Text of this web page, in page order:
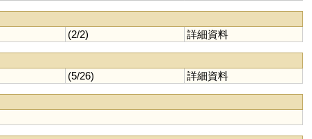
(2/2) 詳細資料
(5/26) 詳細資料